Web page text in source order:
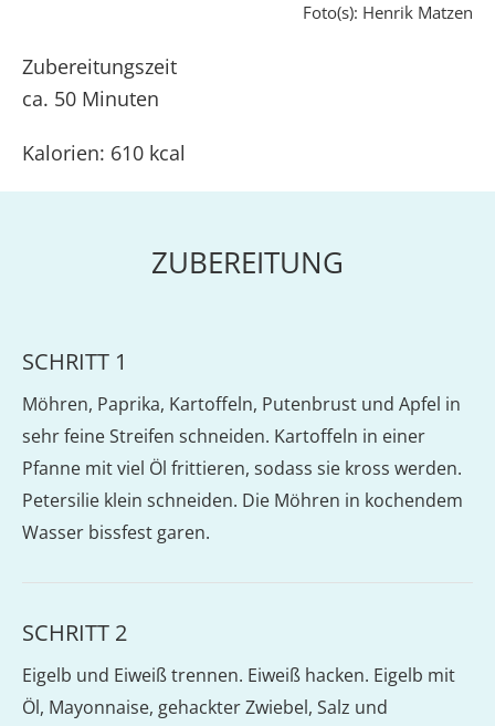
Foto(s): Henrik Matzen
Zubereitungszeit
ca. 50 Minuten
Kalorien: 610 kcal
ZUBEREITUNG
SCHRITT 1
Möhren, Paprika, Kartoffeln, Putenbrust und Apfel in
sehr feine Streifen schneiden. Kartoffeln in einer
Pfanne mit viel Öl frittieren, sodass sie kross werden.
Petersilie klein schneiden. Die Möhren in kochendem
Wasser bissfest garen.
SCHRITT 2
Eigelb und Eiweiß trennen. Eiweiß hacken. Eigelb mit
Öl, Mayonnaise, gehackter Zwiebel, Salz und